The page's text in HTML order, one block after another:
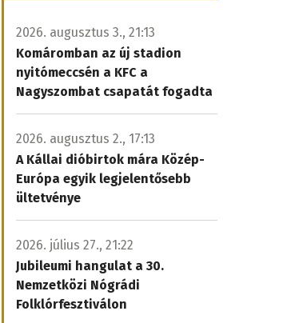
2026. augusztus 3., 21:13
Komáromban az új stadion
nyitómeccsén a KFC a
Nagyszombat csapatát fogadta
2026. augusztus 2., 17:13
A Kállai dióbirtok mára Közép-
Európa egyik legjelentősebb
ültetvénye
2026. július 27., 21:22
Jubileumi hangulat a 30.
Nemzetközi Nógrádi
Folklórfesztiválon